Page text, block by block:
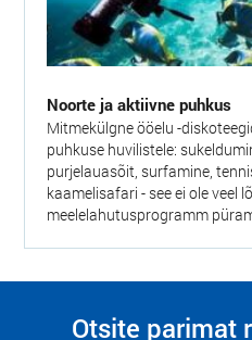
Noorte ja aktiivne puhkus
Mitmekülgne ööelu -
puhkuse huvilistele:
purjelauasõit, surfamine,
kaamelisafari - see ei ole veel
meelelahutusprogramm
Otsite parimat